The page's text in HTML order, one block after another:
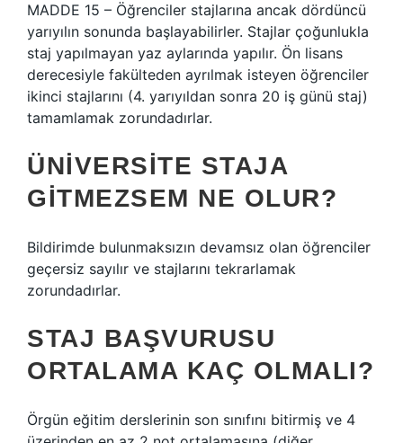
MADDE 15 – Öğrenciler stajlarına ancak dördüncü
yarıyılın sonunda başlayabilirler. Stajlar çoğunlukla
staj yapılmayan yaz aylarında yapılır. Ön lisans
derecesiyle fakülteden ayrılmak isteyen öğrenciler
ikinci stajlarını (4. yarıyıldan sonra 20 iş günü staj)
tamamlamak zorundadırlar.
ÜNIVERSITE STAJA
GITMEZSEM NE OLUR?
Bildirimde bulunmaksızın devamsız olan öğrenciler
geçersiz sayılır ve stajlarını tekrarlamak
zorundadırlar.
STAJ BAŞVURUSU
ORTALAMA KAÇ OLMALI?
Örgün eğitim derslerinin son sınıfını bitirmiş ve 4